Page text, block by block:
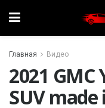
Главная Видео
2021
SUV made